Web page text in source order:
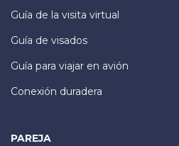
Guía de la visita virtual
Guía de visados
Guía para viajar en avión
Conexión duradera
PAREJA